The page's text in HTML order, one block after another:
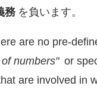
務 を負います。
are no pre-
numbers" or
are involved in